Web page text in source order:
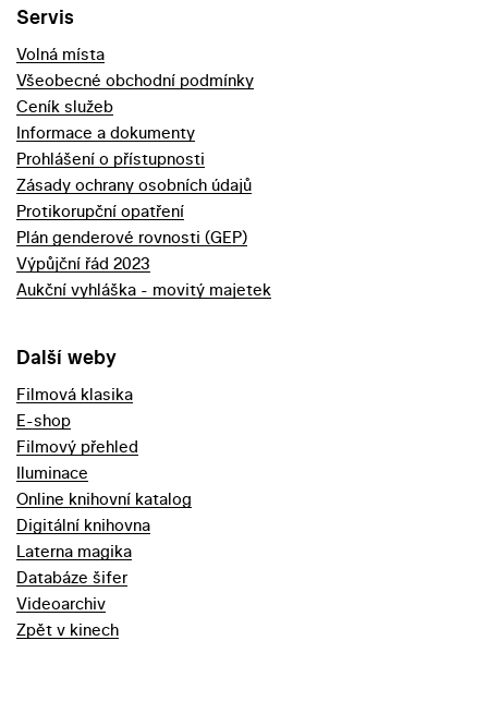
Servis
Volná místa
Všeobecné obchodní podmínky
Ceník služeb
Informace a dokumenty
Prohlášení o přístupnosti
Zásady ochrany osobních údajů
Protikorupční opatření
Plán genderové rovnosti (GEP)
Výpůjční řád 2023
Aukční vyhláška - movitý majetek
Další weby
Filmová klasika
E-shop
Filmový přehled
Iluminace
Online knihovní katalog
Digitální knihovna
Laterna magika
Databáze šifer
Videoarchiv
Zpět v kinech